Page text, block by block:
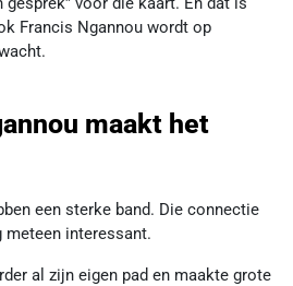
Francis Ngannou wordt op
maakt het
een sterke band. Die connectie
interessant.
al zijn eigen pad en maakte grote